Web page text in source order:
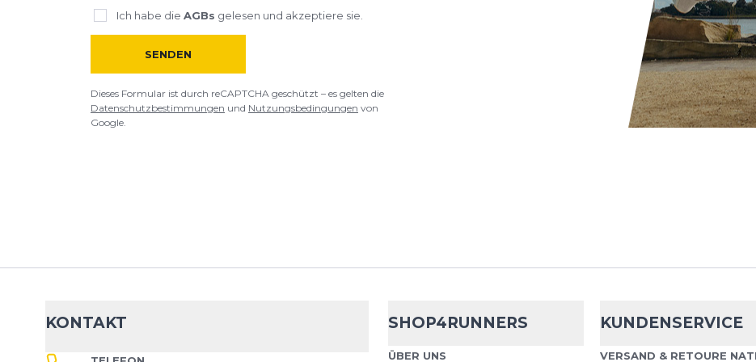
Core Run
Core Run Mid Cut Socks
für anspruchsvolle Sportler
CepCore Run
Core Run Mid Cut Socks
Menschen, die auf höchste
Ich habe die AGBs gelesen und akzeptiere sie.
SENDEN
Dieses Formular ist durch reCAPTCHA geschützt – es gelten die
Datenschutzbestimmungen und Nutzungsbedingungen von
Google.
KONTAKT SHOP4RUNNERS
ÜBER UNS
KUNDENSERVICE
VERSAND & RETOURE